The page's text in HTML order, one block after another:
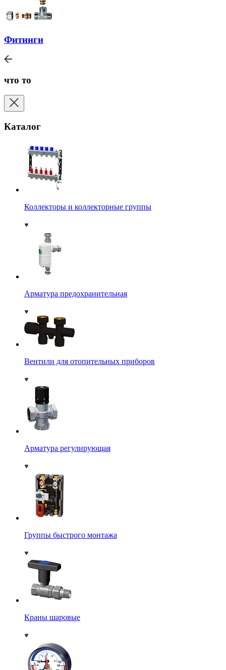
Фитинги
что то
Каталог
Коллекторы и коллекторные группы
Арматура предохранительная
Вентили для отопительных приборов
Арматура регулирующая
Группы быстрого монтажа
Краны шаровые